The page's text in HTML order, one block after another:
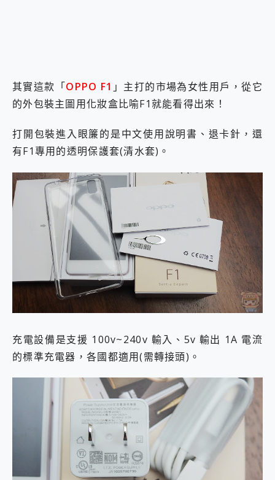
其實這款「OPPO F1 」主打的市場為女性用戶，從它
的外包裝主圖用化妝盒比喻F1就能看得出來！
打開包裝進入眼簾的是中文使用說明書、退卡針，還
有F1專用的透明保護套(清水套)。
充電設備是支援 100v~240v 輸入、5v 輸出 1A 電流
的標準充電器，各國都適用(需轉接頭)。